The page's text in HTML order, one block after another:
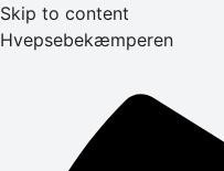
Skip to content
Hvepsebekæmperen